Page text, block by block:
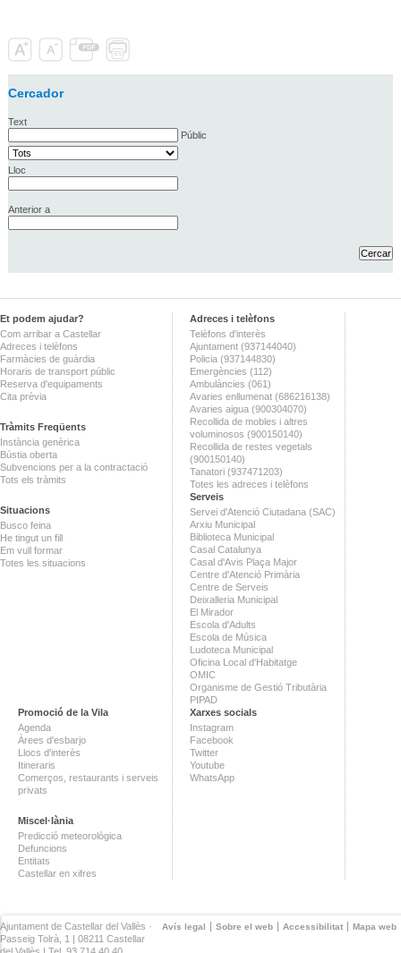
Cercador
Text
Públic
Lloc
Anterior a
Et podem ajudar?
Com arribar a Castellar
Adreces i telèfons
Farmàcies de guàrdia
Horaris de transport públic
Reserva d'equipaments
Cita prèvia
Tràmits Freqüents
Instància genèrica
Bústia oberta
Subvencions per a la contractació
Tots els tràmits
Situacions
Busco feina
He tingut un fill
Em vull formar
Totes les situacions
Adreces i telèfons
Telèfons d'interès
Ajuntament (937144040)
Policia (937144830)
Emergències (112)
Ambulàncies (061)
Avaries enllumenat (686216138)
Avaries aigua (900304070)
Recollida de mobles i altres
voluminosos (900150140)
Recollida de restes vegetals
(900150140)
Tanatori (937471203)
Totes les adreces i telèfons
Serveis
Servei d'Atenció Ciutadana (SAC)
Arxiu Municipal
Biblioteca Municipal
Casal Catalunya
Casal d'Avis Plaça Major
Centre d'Atenció Primària
Centre de Serveis
Deixalleria Municipal
El Mirador
Escola d'Adults
Escola de Música
Ludoteca Municipal
Oficina Local d'Habitatge
OMIC
Organisme de Gestió Tributària
PIPAD
Promoció de la Vila
Agenda
Àrees d'esbarjo
Llocs d'interès
Itineraris
Comerços, restaurants i serveis
privats
Miscel·lània
Predicció meteorològica
Defuncions
Entitats
Castellar en xifres
Xarxes socials
Instagram
Facebook
Twitter
Youtube
WhatsApp
Avís legal Sobre el web Accessibilitat Mapa web
Ajuntament de Castellar del Vallès ·
Passeig Tolrà, 1 | 08211 Castellar